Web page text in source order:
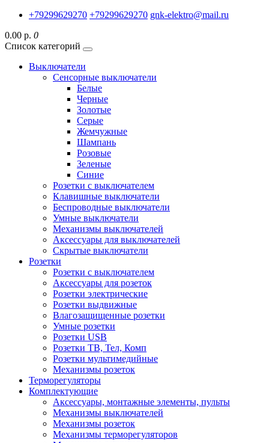
+79299629270 +79299629270 gnk-elektro@mail.ru
0.00 р. 0
Список категорий
Выключатели
Сенсорные выключатели
Белые
Черные
Золотые
Серые
Жемчужные
Шампань
Розовые
Зеленые
Синие
Розетки с выключателем
Клавишные выключатели
Беспроводные выключатели
Умные выключатели
Механизмы выключателей
Аксессуары для выключателей
Скрытые выключатели
Розетки
Розетки с выключателем
Аксессуары для розеток
Розетки электрические
Розетки выдвижные
Влагозащищенные розетки
Умные розетки
Розетки USB
Розетки ТВ, Тел, Комп
Розетки мультимедийные
Механизмы розеток
Терморегуляторы
Комплектующие
Аксессуары, монтажные элементы, пульты
Механизмы выключателей
Механизмы розеток
Механизмы терморегуляторов